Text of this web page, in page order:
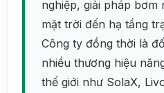
nghiệp, giải pháp bơm
mặt trời đến hạ tầng
Công ty đồng thời là
nhiều thương hiệu
thế giới như SolaX,